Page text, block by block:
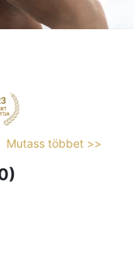
Mutass többet >>